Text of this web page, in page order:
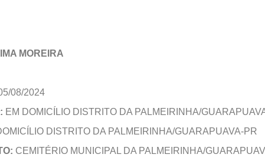
MOREIRA
08/2024
EM DOMICÍLIO DISTRITO DA PALMEIRINHA/
DISTRITO DA PALMEIRINHA/GUARAPUAVA-PR
CEMITÉRIO MUNICIPAL DA PALMEIRINHA/